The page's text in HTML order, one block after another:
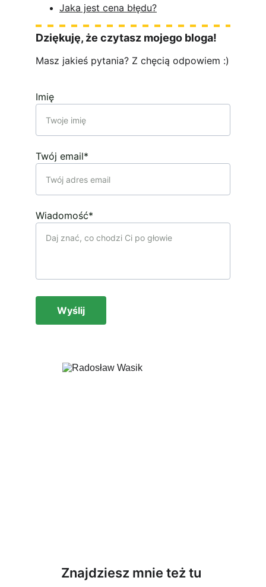
Jaka jest cena błędu?
Imię
Twój email*
Wiadomość*
Wyślij
Dziękuję, że czytasz mojego bloga!
Masz jakieś pytania? Z chęcią odpowiem :)
Znajdziesz mnie też tu